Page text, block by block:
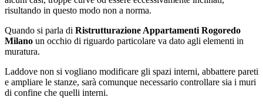
risultando in questo modo non a norma.
Quando si parla di Ristrutturazione Appartamenti Rogoredo
Milano un occhio di riguardo particolare va dato agli elementi in
muratura.
Laddove non si vogliano modificare gli spazi interni, abbattere pareti
e ampliare le stanze, sarà comunque necessario controllare sia i muri
di confine che quelli interni.